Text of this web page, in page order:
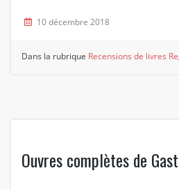
10 décembre 2018
Dans la rubrique Recensions de livres
Ouvres complètes de